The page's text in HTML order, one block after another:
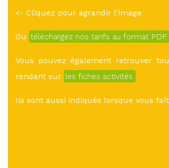
<- Cliquez pour agrandir l'image
Ou téléchargez nos tarifs au format PDF.
Vous pouvez également retrouver
rendant sur les fiches activités.
Ils sont aussi indiqués lorsque vous